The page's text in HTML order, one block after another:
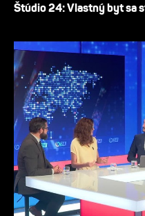
Štúdio 24: Vlastný byt sa